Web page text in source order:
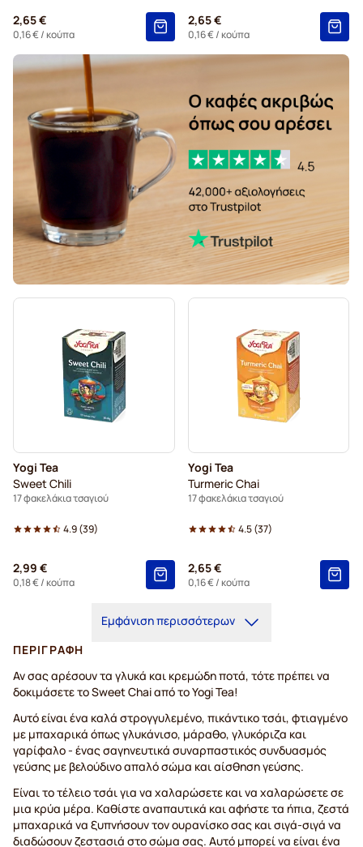
2,65 €
0,16 €/ κούπα
2,65 €
0,16 €/ κούπα
Yogi Tea
Sweet Chili
17 φακελάκια τσαγιού
4.9(39)
2,99 €
0,18 €/ κούπα
Yogi Tea
Turmeric Chai
17 φακελάκια τσαγιού
4.5(37)
2,65 €
0,16 €/ κούπα
Εμφάνιση περισσότερων
ΠΕΡΙΓΡΑΦΉ
Αν σας αρέσουν τα γλυκά και κρεμώδη ποτά, τότε πρέπει να
δοκιμάσετε το Sweet Chai από το Yogi Tea!
Αυτό είναι ένα καλά στρογγυλεμένο, πικάντικο τσάι, φτιαγμένο
με μπαχαρικά όπως γλυκάνισο, μάραθο, γλυκόριζα και
γαρίφαλο - ένας σαγηνευτικά συναρπαστικός συνδυασμός
γεύσης με βελούδινο απαλό σώμα και αίσθηση γεύσης.
Είναι το τέλειο τσάι για να χαλαρώσετε και να χαλαρώσετε σε
μια κρύα μέρα. Καθίστε αναπαυτικά και αφήστε τα ήπια, ζεστά
μπαχαρικά να ξυπνήσουν τον ουρανίσκο σας και σιγά-σιγά να
διαδώσουν ζεστασιά στο σώμα σας. Αυτό μπορεί να είναι ένα